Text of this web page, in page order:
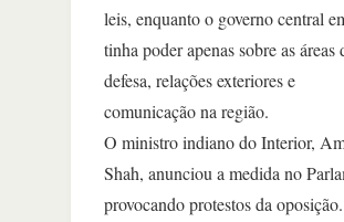
leis, enquanto o governo central
tinha poder apenas sobre as áreas
defesa, relações exteriores e
comunicação na região.
O ministro indiano do Interior,
Shah, anunciou a medida no
provocando protestos da oposição.